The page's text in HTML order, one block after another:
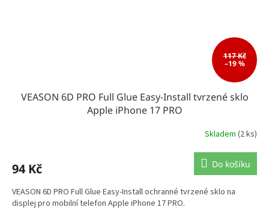
117 Kč
–19 %
VEASON 6D PRO Full Glue Easy-Install tvrzené sklo
Apple iPhone 17 PRO
Skladem (2 ks)
94 Kč Do košíku
VEASON 6D PRO Full Glue Easy-Install ochranné tvrzené sklo na
displej pro mobilní telefon Apple iPhone 17 PRO.